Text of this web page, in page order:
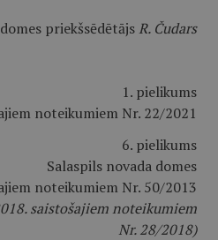
priekšsēdētājsR. Čudars
1. pielikums
noteikumiem Nr. 22/2021
6. pielikums
Salaspils novada domes
noteikumiem Nr. 50/2013
saistošajiem noteikumiem
Nr. 28/2018)